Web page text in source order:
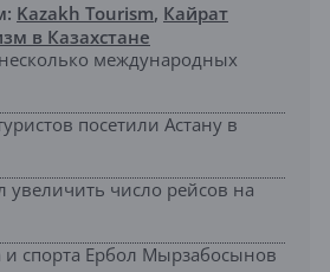
Kazakh Tourism, Кайрат
в Казахстане
международных
посетили Астану в
увеличить число рейсов на
спорта Ербол Мырзабосынов